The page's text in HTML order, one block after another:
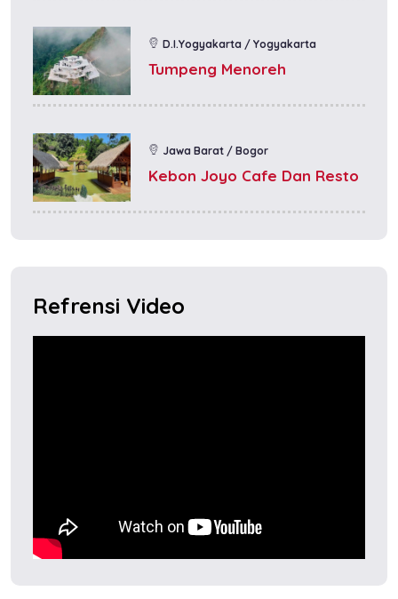
D.I.Yogyakarta / Yogyakarta
Tumpeng Menoreh
Jawa Barat / Bogor
Kebon Joyo Cafe Dan Resto
Refrensi Video